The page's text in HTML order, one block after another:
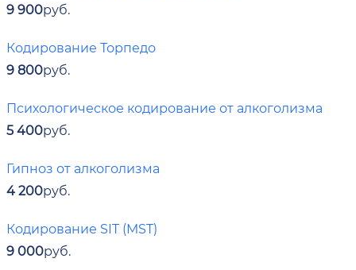
9 900руб.
Кодирование Торпедо
9 800руб.
Психологическое кодирование от алкоголизма
5 400руб.
Гипноз от алкоголизма
4 200руб.
Кодирование SIT (MST)
9 000руб.